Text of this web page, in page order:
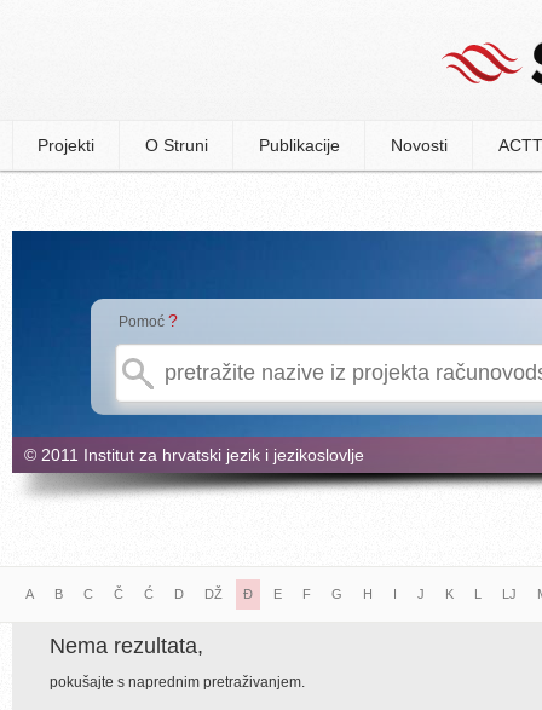
Projekti O Struni Publikacije Novosti
Pomoć ?
© 2011 Institut za hrvatski jezik i jezikoslovlje
A B C Č Ć D DŽ Đ E F G H I J K L LJ
Nema rezultata,
pokušajte s naprednim pretraživanjem.